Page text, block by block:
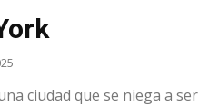
ciudad que se niega a ser